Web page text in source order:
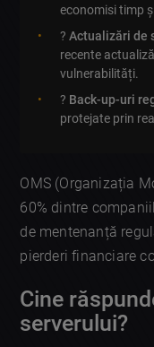
economisi timp
?️Actualizări de
recente
vulnerabilități.
? Back-up-uri
protejate prin
OMS (Organizația
60% dintre
de mentenanță
pierderi financiare
Cine
serverului?